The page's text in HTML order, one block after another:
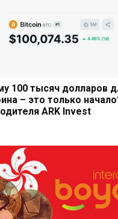
100 тысяч долларов
– это только
ARK Invest